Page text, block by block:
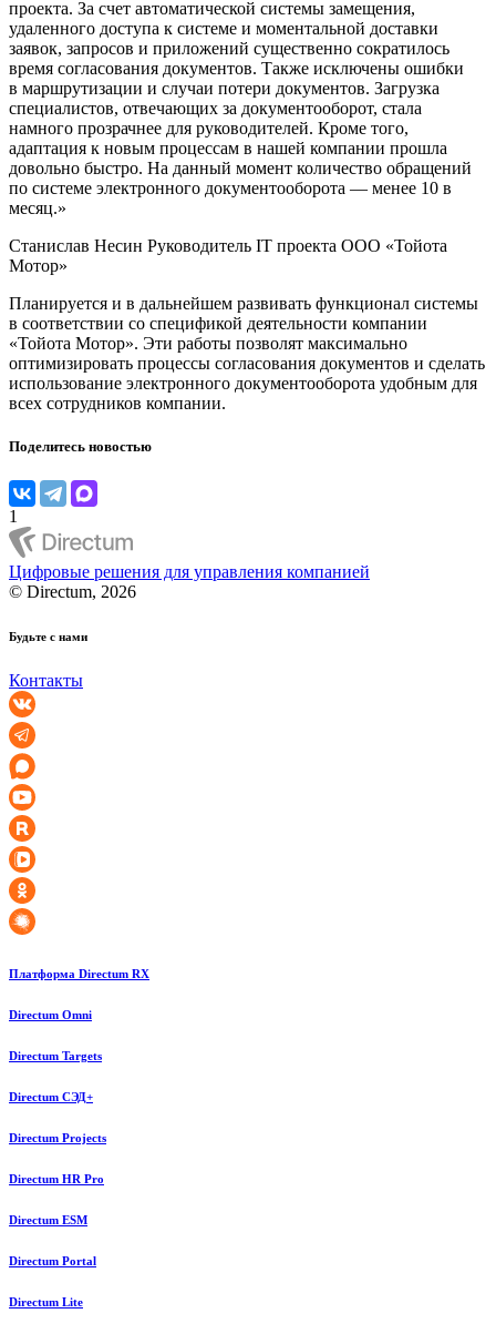
проекта. За счет автоматической системы замещения,
удаленного доступа к системе и моментальной доставки
заявок, запросов и приложений существенно сократилось
время согласования документов. Также исключены ошибки
в маршрутизации и случаи потери документов. Загрузка
специалистов, отвечающих за документооборот, стала
намного прозрачнее для руководителей. Кроме того,
адаптация к новым процессам в нашей компании прошла
довольно быстро. На данный момент количество обращений
по системе электронного документооборота — менее 10 в
месяц.»
Станислав Несин Руководитель IT проекта ООО «Тойота
Мотор»
Планируется и в дальнейшем развивать функционал системы
в соответствии со спецификой деятельности компании
«Тойота Мотор». Эти работы позволят максимально
оптимизировать процессы согласования документов и сделать
использование электронного документооборота удобным для
всех сотрудников компании.
Поделитесь новостью
1
Цифровые решения для управления компанией
© Directum, 2026
Будьте с нами
Контакты
Платформа Directum RX
Directum Omni
Directum Targets
Directum СЭД+
Directum Projects
Directum HR Pro
Directum ESM
Directum Portal
Directum Lite